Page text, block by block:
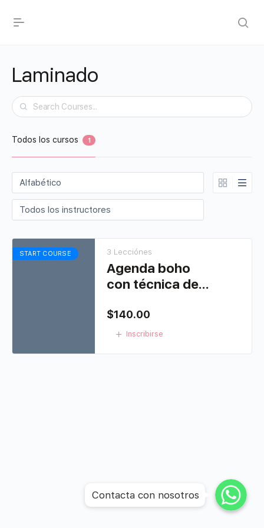
Laminado
Buscar
Todos los cursos 1
START COURSE 3 Lecciónes
Agenda boho
con técnica de
holográfico
$140.00
Inscribirse
WhatsApp
WhatsApp
WhatsApp
Contacta con nosotros